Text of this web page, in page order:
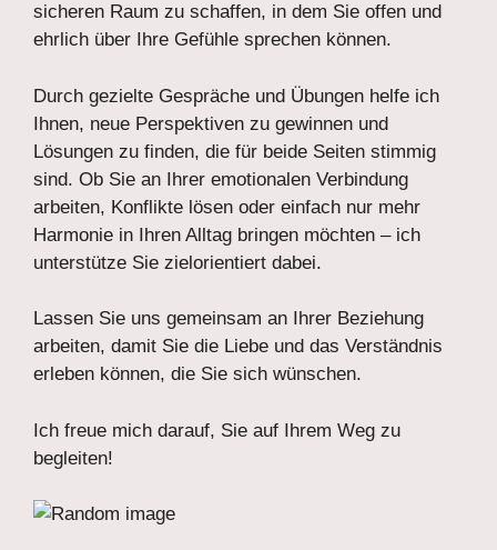
sicheren Raum zu schaffen, in dem Sie offen und
ehrlich über Ihre Gefühle sprechen können.
Durch gezielte Gespräche und Übungen helfe ich
Ihnen, neue Perspektiven zu gewinnen und
Lösungen zu finden, die für beide Seiten stimmig
sind. Ob Sie an Ihrer emotionalen Verbindung
arbeiten, Konflikte lösen oder einfach nur mehr
Harmonie in Ihren Alltag bringen möchten – ich
unterstütze Sie zielorientiert dabei.
Lassen Sie uns gemeinsam an Ihrer Beziehung
arbeiten, damit Sie die Liebe und das Verständnis
erleben können, die Sie sich wünschen.
Ich freue mich darauf, Sie auf Ihrem Weg zu
begleiten!